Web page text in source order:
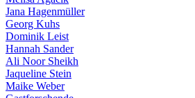
Jana Hagenmüller
Georg Kuhs
Dominik Leist
Hannah Sander
Ali Noor Sheikh
Jaqueline Stein
Maike Weber